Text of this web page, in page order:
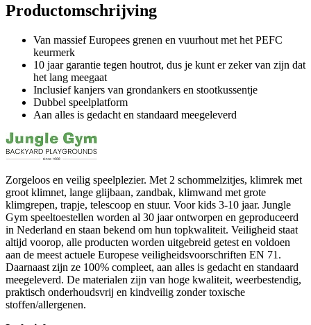
Productomschrijving
Van massief Europees grenen en vuurhout met het PEFC
keurmerk
10 jaar garantie tegen houtrot, dus je kunt er zeker van zijn dat
het lang meegaat
Inclusief kanjers van grondankers en stootkussentje
Dubbel speelplatform
Aan alles is gedacht en standaard meegeleverd
Zorgeloos en veilig speelplezier. Met 2 schommelzitjes, klimrek met
groot klimnet, lange glijbaan, zandbak, klimwand met grote
klimgrepen, trapje, telescoop en stuur. Voor kids 3-10 jaar. Jungle
Gym speeltoestellen worden al 30 jaar ontworpen en geproduceerd
in Nederland en staan bekend om hun topkwaliteit. Veiligheid staat
altijd voorop, alle producten worden uitgebreid getest en voldoen
aan de meest actuele Europese veiligheidsvoorschriften EN 71.
Daarnaast zijn ze 100% compleet, aan alles is gedacht en standaard
meegeleverd. De materialen zijn van hoge kwaliteit, weerbestendig,
praktisch onderhoudsvrij en kindveilig zonder toxische
stoffen/allergenen.